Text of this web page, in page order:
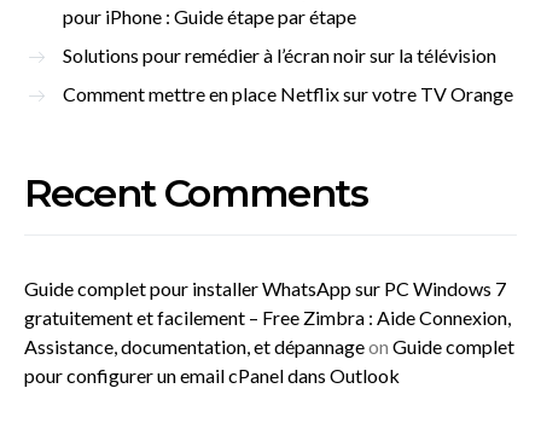
pour iPhone : Guide étape par étape
Solutions pour remédier à l’écran noir sur la télévision
Comment mettre en place Netflix sur votre TV Orange
Recent Comments
Guide complet pour installer WhatsApp sur PC Windows 7
gratuitement et facilement – Free Zimbra : Aide Connexion,
Assistance, documentation, et dépannageon Guide complet
pour configurer un email cPanel dans Outlook